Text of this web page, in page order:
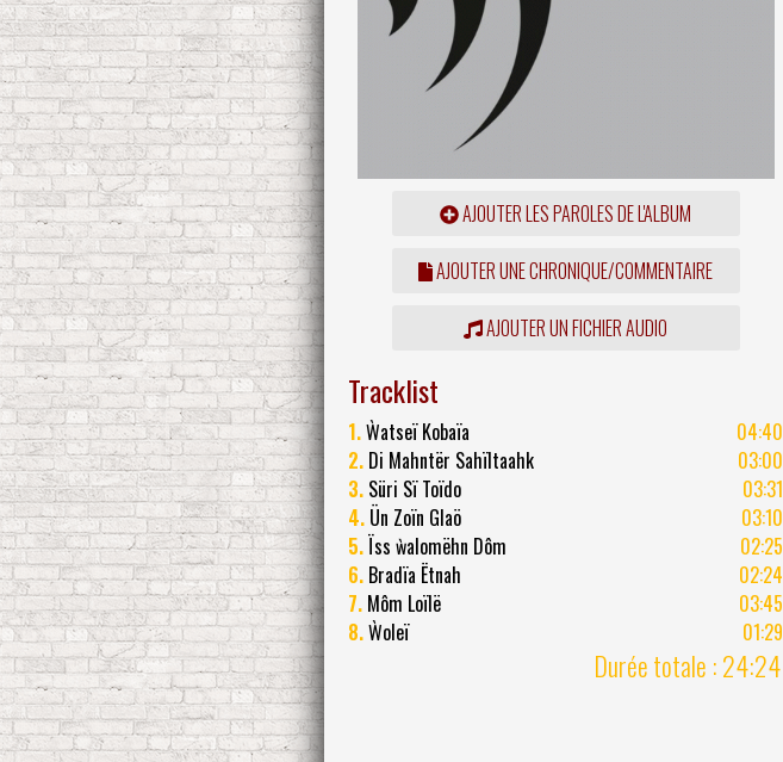
AJOUTER LES PAROLES DE L'ALBUM
AJOUTER UNE CHRONIQUE/COMMENTAIRE
AJOUTER UN FICHIER AUDIO
Tracklist
1.Ẁatseï Kobaïa
04:40
2. Di Mahntër Sahïltaahk
03:00
3. Süri Sï Toïdo
03:31
4. Ün Zoïn Glaö
03:10
5.Ïss ẁalomëhn Dôm
02:25
6. Bradïa Ëtnah
02:24
7. Môm Loïlë
03:45
8.Ẁoleï 01:29
Durée totale : 24:24